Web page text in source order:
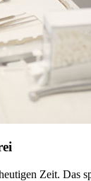
Zeit. Das